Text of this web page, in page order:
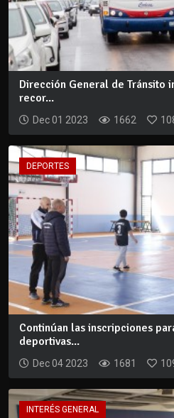
Dirección General de Tránsito
recor...
Dec 01 2023 1662
DEPORTES
Continúan las inscripciones
deportivas...
Dec 04 2023 1681
INTERÉS GENERAL